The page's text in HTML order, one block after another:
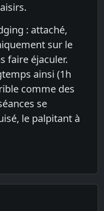
: attaché,
sur le
faire éjaculer.
ainsi (1h
comme des
se
le palpitant à